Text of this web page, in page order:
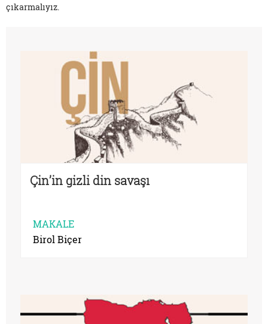
çıkarmalıyız.
Çin’in gizli din savaşı
MAKALE
Birol Biçer